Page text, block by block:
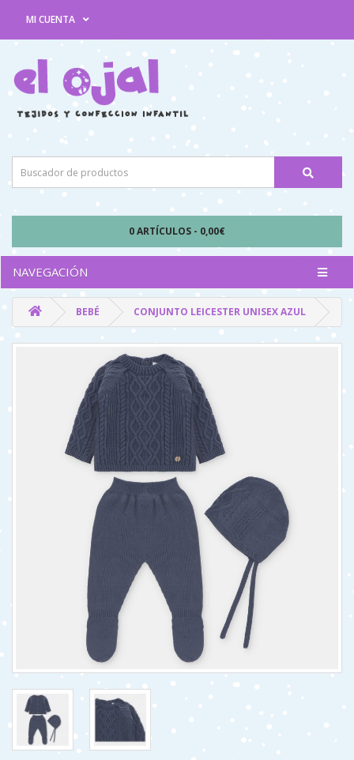
MI CUENTA
0 ARTÍCULOS - 0,00€
NAVEGACIÓN
BEBÉ CONJUNTO LEICESTER UNISEX AZUL